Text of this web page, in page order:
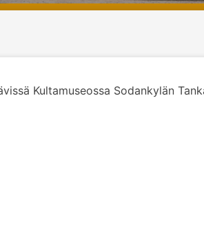
Kultamuseossa Sodankylän